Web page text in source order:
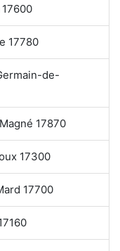
17780
de-
17870
17300
17700